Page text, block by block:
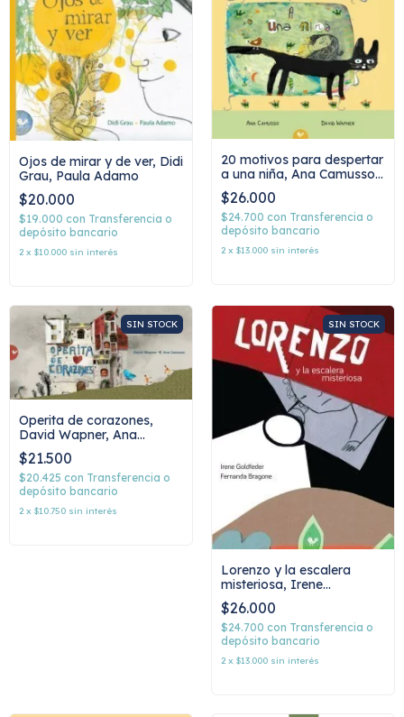
Ojos de mirar y de ver, Didi
Grau, Paula Adamo
$20.000
$19.000 con Transferencia o
depósito bancario
2 x $10.000 sin interés
20 motivos para despertar
a una niña, Ana Camusso
y David Wapner
$26.000
$24.700 con Transferencia o
depósito bancario
2 x $13.000 sin interés
SIN STOCK
Operita de corazones,
David Wapner, Ana
Camusso
$21.500
$20.425 con Transferencia o
depósito bancario
2 x $10.750 sin interés
SIN STOCK
Lorenzo y la escalera
misteriosa, Irene
Goldfeder,
$26.000
$24.700 con Transferencia o
depósito bancario
2 x $13.000 sin interés